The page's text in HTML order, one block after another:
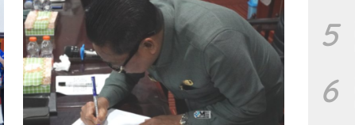
5
6